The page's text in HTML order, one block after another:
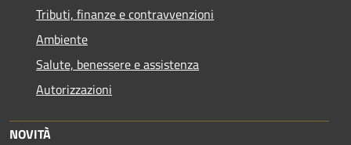
Tributi, finanze e contravvenzioni
Ambiente
Salute, benessere e assistenza
Autorizzazioni
NOVITÀ